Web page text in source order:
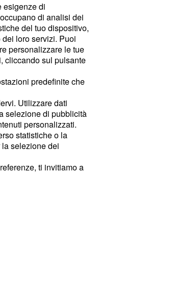
esigenze di
di analisi dei
del tuo dispositivo,
loro servizi. Puoi
personalizzare le tue
cliccando sul pulsante
predefinite che
Utilizzare dati
selezione di pubblicità
personalizzati.
statistiche o la
selezione dei
ti invitiamo a